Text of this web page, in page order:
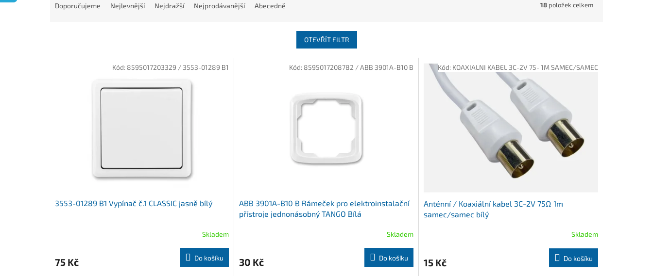
Doporučujeme Nejlevnější Nejdražší Nejprodávanější Abecedně 18 položek celkem
OTEVŘÍT FILTR
3553-01289 B1 Vypínač č.1 CLASSIC jasně bílý
Skladem
75 Kč Do košíku
Kód: 8595017203329 / 3553-01289 B1
ABB 3901A-B10 B Rámeček pro elektroinstalační
přístroje jednonásobný TANGO Bílá
Skladem
30 Kč Do košíku
Kód: 8595017208782 / ABB 3901A-B10 B
Anténní / Koaxiální kabel 3C-2V 75Ω 1m
samec/samec bílý
Skladem
15 Kč Do košíku
Kód: KOAXIALNI KABEL 3C-2V 75- 1M SAMEC/SAMEC